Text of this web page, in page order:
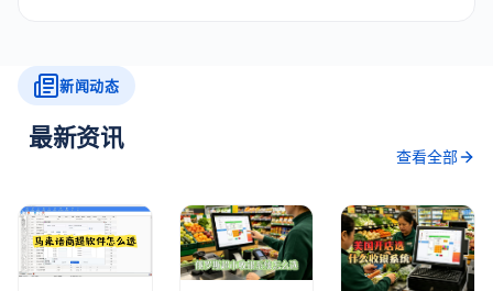
新闻动态
最新资讯
查看全部